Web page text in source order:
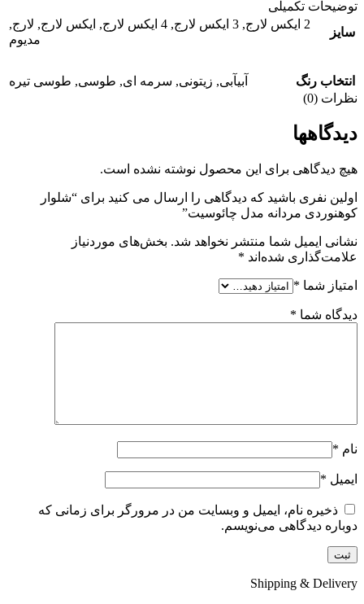
توضیحات تکمیلی
سایز
2 ایکس لارج , 3 ایکس لارج , 4 ایکس لارج , ایکس لارج, لارج,
مدیوم
انتخاب رنگ آبیآبی, زیتونی, سرمه ای, طوسی, طوسی تیره
نظرات (0)
دیدگاهها
هیچ دیدگاهی برای این محصول نوشته نشده است.
اولین نفری باشید که دیدگاهی را ارسال می کنید برای “شلوار
کوهنوردی مردانه مدل چائوسیت”
نشانی ایمیل شما منتشر نخواهد شد. بخش‌های موردنیاز
علامت‌گذاری شده‌اند *
امتیاز شما *
دیدگاه شما *
نام *
ایمیل *
ذخیره نام، ایمیل و وبسایت من در مرورگر برای زمانی که
دوباره دیدگاهی می‌نویسم.
Shipping & Delivery